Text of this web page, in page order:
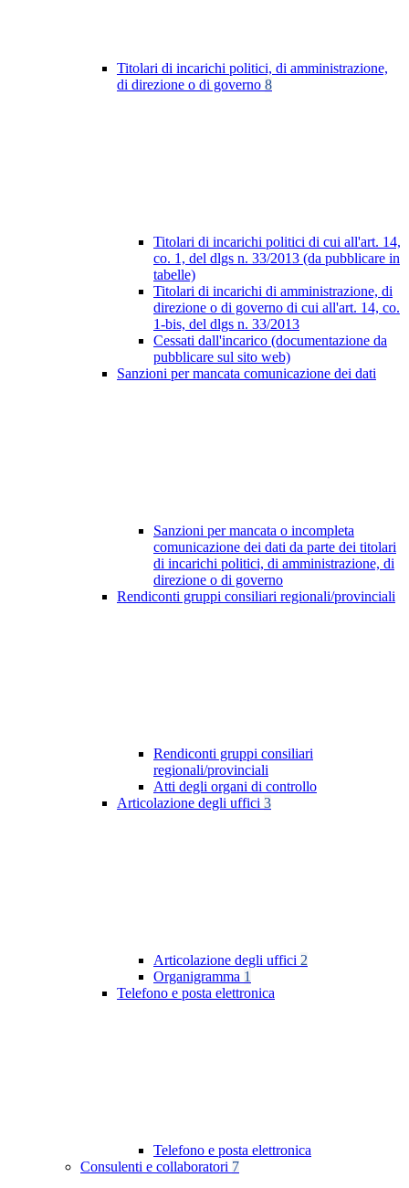
Titolari di incarichi politici, di amministrazione,
di direzione o di governo 8
Titolari di incarichi politici di cui all'art. 14,
co. 1, del dlgs n. 33/2013 (da pubblicare in
tabelle)
Titolari di incarichi di amministrazione, di
direzione o di governo di cui all'art. 14, co.
1-bis, del dlgs n. 33/2013
Cessati dall'incarico (documentazione da
pubblicare sul sito web)
Sanzioni per mancata comunicazione dei dati
Sanzioni per mancata o incompleta
comunicazione dei dati da parte dei titolari
di incarichi politici, di amministrazione, di
direzione o di governo
Rendiconti gruppi consiliari regionali/provinciali
Rendiconti gruppi consiliari
regionali/provinciali
Atti degli organi di controllo
Articolazione degli uffici 3
Articolazione degli uffici 2
Organigramma 1
Telefono e posta elettronica
Telefono e posta elettronica
Consulenti e collaboratori 7